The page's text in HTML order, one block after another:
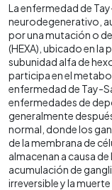
La enfermedad de
neurodegenerativo,
por una mutación o
(HEXA), ubicado en
subunidad alfa de
participa en el
enfermedad de Tay-
enfermedades de
generalmente
normal, donde los
de la membrana de
almacenan a causa
acumulación de
irreversible y la